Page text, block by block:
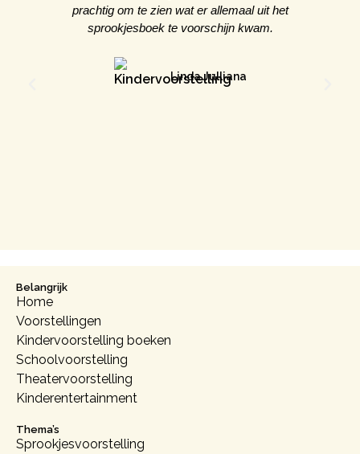
prachtig om te zien wat er allemaal uit het
sprookjesboek te voorschijn kwam.
Linda Julliana
Belangrijk
Home
Voorstellingen
Kindervoorstelling boeken
Schoolvoorstelling
Theatervoorstelling
Kinderentertainment
Thema’s
Sprookjesvoorstelling